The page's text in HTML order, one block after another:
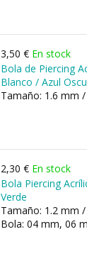
3,50 € En stock
Bola de Piercing
Blanco / Azul
Tamaño: 1.6 mm
2,30 € En stock
Bola Piercing
Verde
Tamaño: 1.2 mm
Bola: 04 mm, 06